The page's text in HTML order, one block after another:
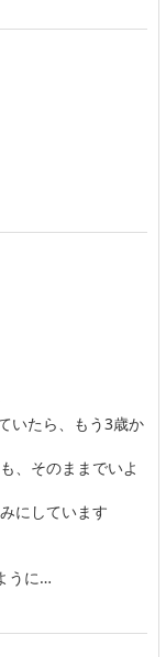
いたら、もう3歳か
、そのままでいよ
にしています
うに…